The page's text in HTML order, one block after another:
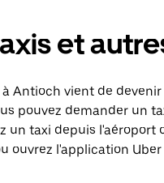
et
Antioch vient de
pouvez demander un
un taxi depuis
ouvrez l'application